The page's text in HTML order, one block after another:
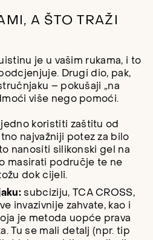
A ŠTO TRAŽI
je u vašim rukama, i to
Drugi dio, pak,
– pokušaji „na
više nego pomoći.
koristiti zaštitu od
najvažniji potez za bilo
nanositi silikonski gel na
masirati područje te ne
dok cijeli.
subciziju, TCA CROSS,
invazivnije zahvate, kao i
je metoda uopće prava
Tu se mali detalj (npr. tip